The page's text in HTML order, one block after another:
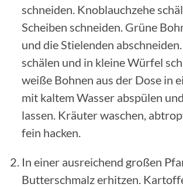
schneiden. Knoblauchzehe
Scheiben schneiden. Grüne
und die Stielenden
schälen und in kleine Würfel
weiße Bohnen aus der Dose in
mit kaltem Wasser abspülen
lassen. Kräuter waschen,
fein hacken.
In einer ausreichend großen
Butterschmalz erhitzen.